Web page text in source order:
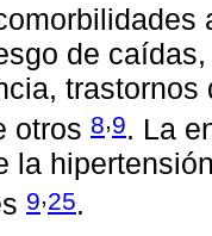
de
otros 8,9. La
la
9,25.